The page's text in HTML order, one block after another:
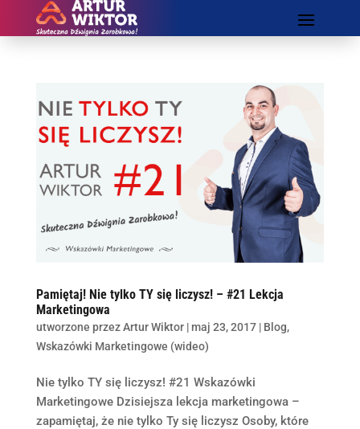
Pamiętaj! Nie tylko TY się liczysz! – #21 Lekcja
Marketingowa
utworzone przezArtur Wiktor|maj 23, 2017| Blog,
Wskazówki Marketingowe (wideo)
Nie tylko TY się liczysz! #21 Wskazówki
Marketingowe Dzisiejsza lekcja marketingowa –
zapamiętaj, że nie tylko Ty się liczysz Osoby, które